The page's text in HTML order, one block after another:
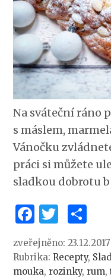
Na sváteční ráno
s máslem,
Vánočku
práci si můžete
sladkou dobrotu
zveřejněno: 23.12.2017
Rubrika:Recepty,
mouka, rozinky, rum,